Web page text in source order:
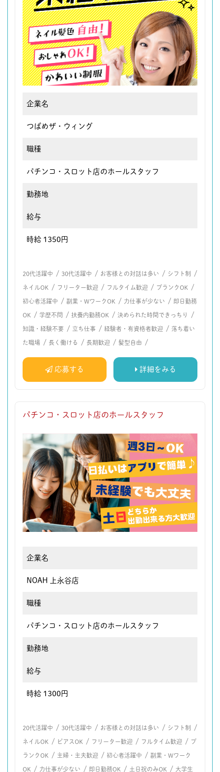
企業名
つばめザ・ウィング
職種
パチンコ・スロット店のホールスタッフ
勤務地
給与
時給 1350円
20代活躍中 / 30代活躍中 / お客様との対話は多い / シフト制 /
ネイルOK / フリーター歓迎 / フルタイム歓迎 / ブランクOK /
初心者活躍中 / 副業・WワークOK / 力仕事が少ない / 即日勤務
OK / 学歴不問 / 扶養内勤務OK / 決められた時間できっちり /
知識・経験不要 / 立ち仕事 / 経験者・有資格者歓迎 / 落ち着い
た職場 / 長く働ける / 長期歓迎 / 髪型自由 /
応募する 詳細をみる
パチンコ・スロット店のホールスタッフ
企業名
NOAH 上永谷店
職種
パチンコ・スロット店のホールスタッフ
勤務地
給与
時給 1300円
20代活躍中 / 30代活躍中 / お客様との対話は多い / シフト制 /
ネイルOK / ピアスOK / フリーター歓迎 / フルタイム歓迎 / ブ
ランクOK / 主婦・主夫歓迎 / 初心者活躍中 / 副業・Wワーク
OK / 力仕事が少ない / 即日勤務OK / 土日祝のみOK / 大学生